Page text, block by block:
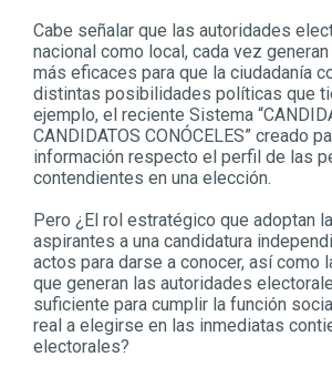
Cabe señalar que las autoridades
nacional como local, cada vez
más eficaces para que la ciudadanía
distintas posibilidades políticas que
ejemplo, el reciente Sistema
CANDIDATOS CONÓCELES” creado
información respecto el perfil de las
contendientes en una elección.
Pero ¿El rol estratégico que adoptan
aspirantes a una candidatura
actos para darse a conocer, así como
que generan las autoridades
suficiente para cumplir la función
real a elegirse en las inmediatas
electorales?